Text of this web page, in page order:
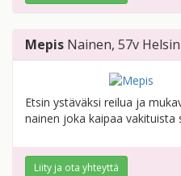
Mepis Nainen, 57v
Etsin ystäväksi reilua ja
nainen joka kaipaa vakituista
Liity ja ota yhteyttä